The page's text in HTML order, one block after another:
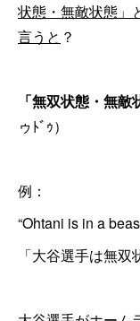
状態・無敵状態」
言うと ？
「無双状態・無敵
ゥﾄﾞｩ）
例：
“Ohtani is in a
「大谷選手は無双